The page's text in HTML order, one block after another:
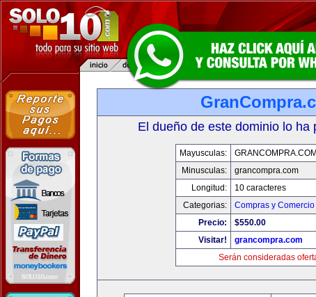
El dueño de este dominio lo ha
Mayusculas:
GRANCOMPRA.COM
Minusculas:
grancompra.com
Longitud:
10 caracteres
Categorias:
Compras y Comercio
Precio:
$550.00
Visitar!
grancompra.com
Serán consideradas